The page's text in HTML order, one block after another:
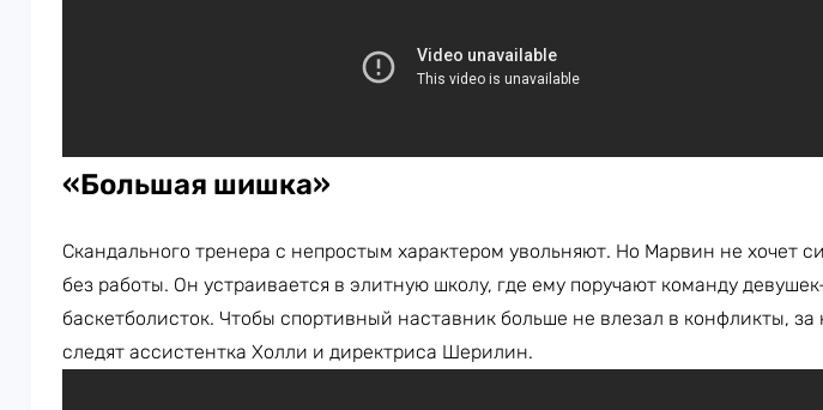
«Большая шишка»
Скандального тренера с непростым характером увольняют. Но Марвин не хочет
без работы. Он устраивается в элитную школу, где ему поручают команду
баскетболисток. Чтобы спортивный наставник больше не влезал в конфликты, за
следят ассистентка Холли и директриса Шерилин.